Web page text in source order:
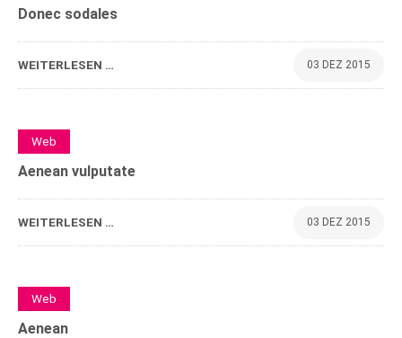
Donec sodales
WEITERLESEN … 03 DEZ 2015
0Web
Aenean vulputate
WEITERLESEN … 03 DEZ 2015
0Web
Aenean